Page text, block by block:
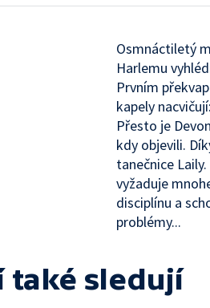
Osmnáctiletý
Harlemu
Prvním
kapely
Přesto je
kdy objevili.
tanečnice
vyžaduje
disciplínu a
problémy...
také sledují